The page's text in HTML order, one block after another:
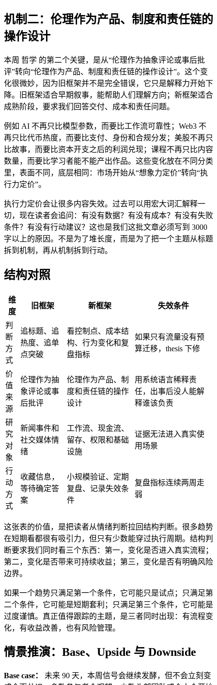
机制二：伦理作为产品、制度和责任链的
操作设计
本周 哲学 的第二个关键，是从“伦理作为抽象评论或事后批
评”转向“伦理作为产品、制度和责任链的操作设计”。这个变
化很微妙，因为旧框架并不是完全错误，它只是解释力开始下
降。旧框架适合早期叙事，能帮助人们理解方向；新框架适合
成熟阶段，要求我们回答交付、成本和责任问题。
例如 AI 不再只比模型参数，而要比工作流可靠性；Web3 不
再只比代币热度，而要比支付、身份和合规分发；美股不再只
比故事，而要比资本开支之后的利润兑现；课程不再只比内容
数量，而要比学习者能不能产出作品。这些变化放在不同分类
里，表面不同，底层相同：市场开始从“想象力定价”转向“执
行力定价”。
执行力定价会让很多内容失效。过去可以用宏大词汇解释一
切，现在读者会追问：有没有数据？有没有成本？有没有失败
条件？有没有行动建议？这也是我们这批文章必须写到 3000
字以上的原因。不是为了堆长度，而是为了把一个主题从标题
拆到机制，再从机制拆到行动。
结构对照
维
度
旧框架 新框架 失效条件
判
断
方
式
追标题、追
热度、追单
点突破
看控制点、成本结
构、行为变化和复
盘指标
如果只有流量没有预
算迁移，thesis 下修
价
值
来
源
伦理作为抽
象评论或事
后批评
伦理作为产品、制
度和责任链的操作
设计
用系统语言稀释责
任，出事后没人能解
释谁该负责
研
究
对
象
新闻事件和
社交媒体情
绪
工作流、现金流、
留存、权限和基础
设施
证据无法进入真实使
用场景
行
动
方
式
收藏信息，
等待确定答
案
小规模验证、定期
复盘、记录失效条
件
复盘指标连续两周走
弱
这张表的价值，是把读者从情绪判断拉回结构判断。很多趋势
在短期看都很有吸引力，但只有少数能穿过执行周期。结构判
断要求我们同时看三个东西：第一，变化是否进入真实流程；
第二，变化是否带来可持续收益；第三，变化是否有明确风险
边界。
如果一个趋势只满足第一个条件，它可能只是试点；只满足第
二个条件，它可能是短期套利；只满足第三个条件，它可能是
过度谨慎。真正值得跟踪的主题，是三者同时出现：有流程变
化，有收益改善，也有风险管理。
情景推演：Base、Upside 与 Downside
Base case：
未来 90 天，本周信号会继续发酵，但不会立刻变